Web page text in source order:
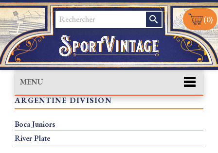
search (0)
MENU
ARGENTINE DIVISION
Boca Juniors
River Plate